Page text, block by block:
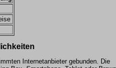
Internetanbieter gebunden. Die